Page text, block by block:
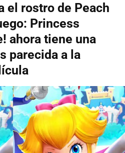
el rostro de Peach
Princess
ahora tiene una
parecida a la